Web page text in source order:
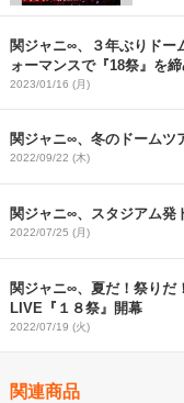
関ジャニ∞、３年ぶりド
ォーマンスで『18祭』を
2023/01/16 (月)
関ジャニ∞、冬のドームツ
2022/09/22 (木)
関ジャニ∞、スタジアム発
2022/07/25 (月)
関ジャニ∞、夏だ！祭りだ
LIVE『１８祭』開幕
2022/07/19 (火)
関連商品